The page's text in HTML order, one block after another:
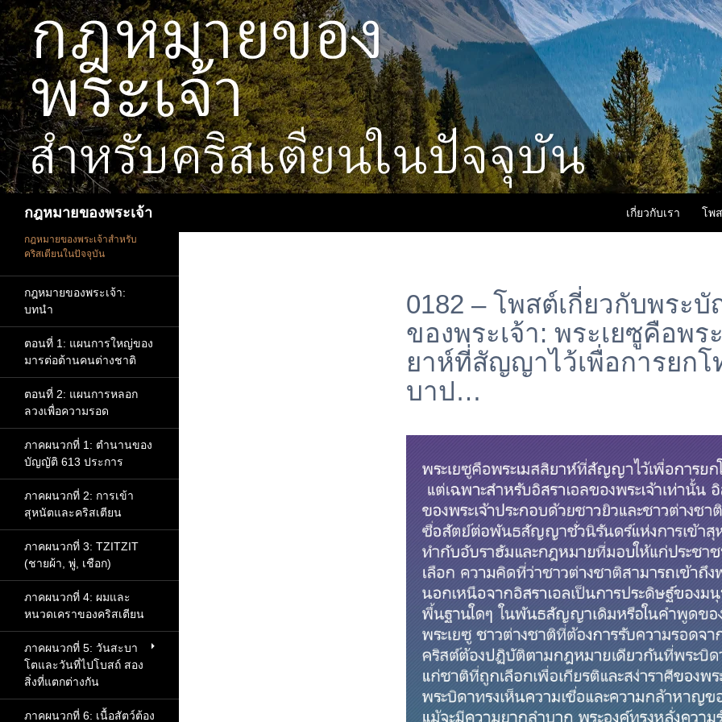
ข้าม
ไป
ยัง
เนื้อหา
กฎหมายของพระเจ้า เกี่ยวกับเรา โพ
0182 – โพสต์เกี่ยวกับพระ
ของพระเจ้า: พระเยซูคือพร
ยาห์ที่สัญญาไว้เพื่อการยกโ
บาป…
กฎหมายของพระเจ้าสำหรับ
คริสเตียนในปัจจุบัน
กฎหมายของพระเจ้า:
บทนำ
ตอนที่ 1: แผนการใหญ่ของ
มารต่อต้านคนต่างชาติ
ตอนที่ 2: แผนการหลอก
ลวงเพื่อความรอด
ภาคผนวกที่ 1: ตำนานของ
บัญญัติ 613 ประการ
ภาคผนวกที่ 2: การเข้า
สุหนัตและคริสเตียน
ภาคผนวกที่ 3: TZITZIT
(ชายผ้า, พู่, เชือก)
ภาคผนวกที่ 4: ผมและ
หนวดเคราของคริสเตียน
ภาคผนวกที่ 5: วันสะบา
โตและวันที่ไปโบสถ์ สอง
สิ่งที่แตกต่างกัน
ภาคผนวกที่ 6: เนื้อสัตว์ต้อง